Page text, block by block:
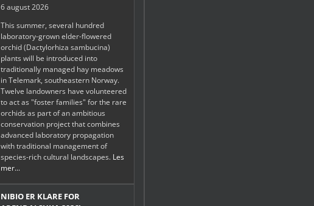
6 august 2026
This summer, several hundred
laboratory-grown elder-flowered
orchid (Dactylorhiza sambucina)
plants will be introduced into
traditionally managed hay meadows
in Telemark, southeastern Norway.
Twelve landowners have volunteered
to act as "foster families" for the rare
orchids as part of an ambitious
conservation project that combines
advanced laboratory propagation
with traditional management of
species-rich cultural landscapes. Les
mer...
NIBIO ER KLARE FOR